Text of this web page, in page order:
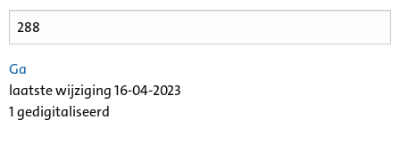
Ga
laatste wijziging 16-04-2023
1 gedigitaliseerd